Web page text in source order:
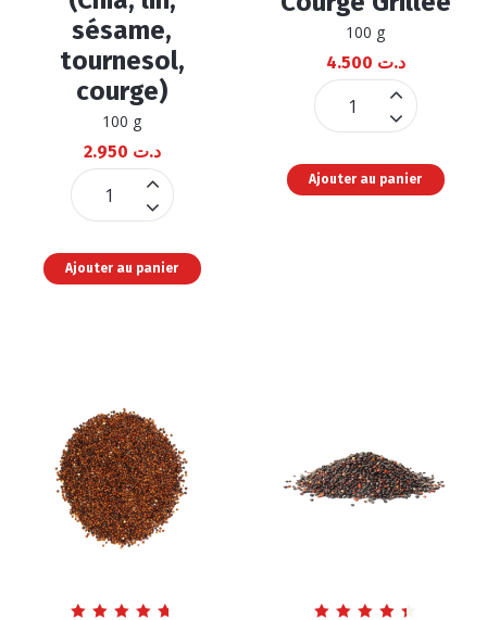
sésame,
tournesol,
courge)
100 g
د.ت
Mix
5
(Chia,
quantité
Ajouter au panier
100 g
د.ت
Graines
de
Grillée
Ajouter au panier